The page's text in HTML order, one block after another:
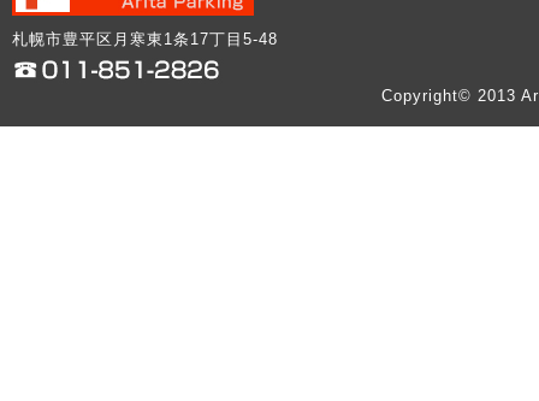
札幌市豊平区月寒東1条17丁目5-48
Copyright© 2013